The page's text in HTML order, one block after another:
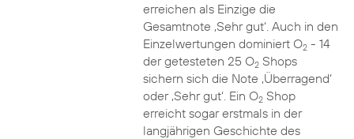
erreichen als Einzige die
Gesamtnote ‚Sehr gut‘. Auch in den
Einzelwertungen dominiert O2- 14
der getesteten 25 O2Shops
sichern sich die Note ‚Überragend‘
oder ‚Sehr gut‘. Ein O2Shop
erreicht sogar erstmals in der
langjährigen Geschichte des